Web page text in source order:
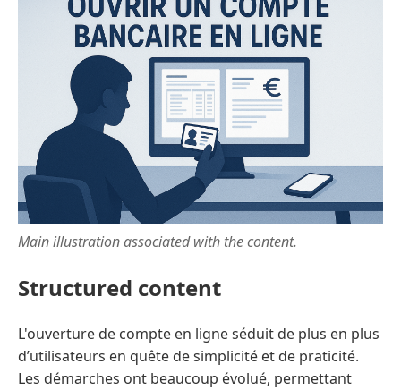
Main illustration associated with the content.
Structured content
L'ouverture de compte en ligne séduit de plus en plus
d’utilisateurs en quête de simplicité et de praticité.
Les démarches ont beaucoup évolué, permettant